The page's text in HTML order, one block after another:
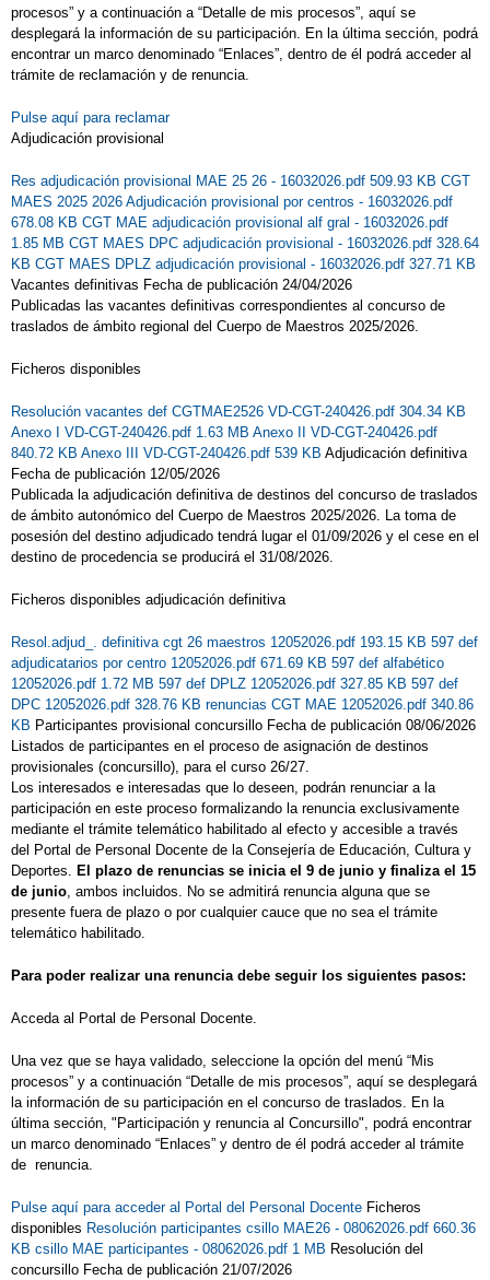
procesos” y a continuación a “Detalle de mis procesos”, aquí se
desplegará la información de su participación. En la última sección, podrá
encontrar un marco denominado “Enlaces”, dentro de él podrá acceder al
trámite de reclamación y de renuncia.
Pulse aquí para reclamar
Adjudicación provisional
Res adjudicación provisional MAE 25 26 - 16032026.pdf 509.93 KB CGT
MAES 2025 2026 Adjudicación provisional por centros - 16032026.pdf
678.08 KB CGT MAE adjudicación provisional alf gral - 16032026.pdf
1.85 MB CGT MAES DPC adjudicación provisional - 16032026.pdf 328.64
KB CGT MAES DPLZ adjudicación provisional - 16032026.pdf 327.71 KB
Vacantes definitivas Fecha de publicación 24/04/2026
Publicadas las vacantes definitivas correspondientes al concurso de
traslados de ámbito regional del Cuerpo de Maestros 2025/2026.
Ficheros disponibles
Resolución vacantes def CGTMAE2526 VD-CGT-240426.pdf 304.34 KB
Anexo I VD-CGT-240426.pdf 1.63 MB Anexo II VD-CGT-240426.pdf
840.72 KB Anexo III VD-CGT-240426.pdf 539 KB Adjudicación definitiva
Fecha de publicación 12/05/2026
Publicada la adjudicación definitiva de destinos del concurso de traslados
de ámbito autonómico del Cuerpo de Maestros 2025/2026. La toma de
posesión del destino adjudicado tendrá lugar el 01/09/2026 y el cese en el
destino de procedencia se producirá el 31/08/2026.
Ficheros disponibles adjudicación definitiva
Resol.adjud_. definitiva cgt 26 maestros 12052026.pdf 193.15 KB 597 def
adjudicatarios por centro 12052026.pdf 671.69 KB 597 def alfabético
12052026.pdf 1.72 MB 597 def DPLZ 12052026.pdf 327.85 KB 597 def
DPC 12052026.pdf 328.76 KB renuncias CGT MAE 12052026.pdf 340.86
KB Participantes provisional concursillo Fecha de publicación 08/06/2026
Listados de participantes en el proceso de asignación de destinos
provisionales (concursillo), para el curso 26/27.
Los interesados e interesadas que lo deseen, podrán renunciar a la
participación en este proceso formalizando la renuncia exclusivamente
mediante el trámite telemático habilitado al efecto y accesible a través
del Portal de Personal Docente de la Consejería de Educación, Cultura y
Deportes. El plazo de renuncias se inicia el 9 de junio y finaliza el 15
de junio , ambos incluidos. No se admitirá renuncia alguna que se
presente fuera de plazo o por cualquier cauce que no sea el trámite
telemático habilitado.
Para poder realizar una renuncia debe seguir los siguientes pasos:
Acceda al Portal de Personal Docente.
Una vez que se haya validado, seleccione la opción del menú “Mis
procesos” y a continuación “Detalle de mis procesos”, aquí se desplegará
la información de su participación en el concurso de traslados. En la
última sección, "Participación y renuncia al Concursillo", podrá encontrar
un marco denominado “Enlaces” y dentro de él podrá acceder al trámite
de renuncia.
Pulse aquí para acceder al Portal del Personal Docente Ficheros
disponibles Resolución participantes csillo MAE26 - 08062026.pdf 660.36
KB csillo MAE participantes - 08062026.pdf 1 MB Resolución del
concursillo Fecha de publicación 21/07/2026